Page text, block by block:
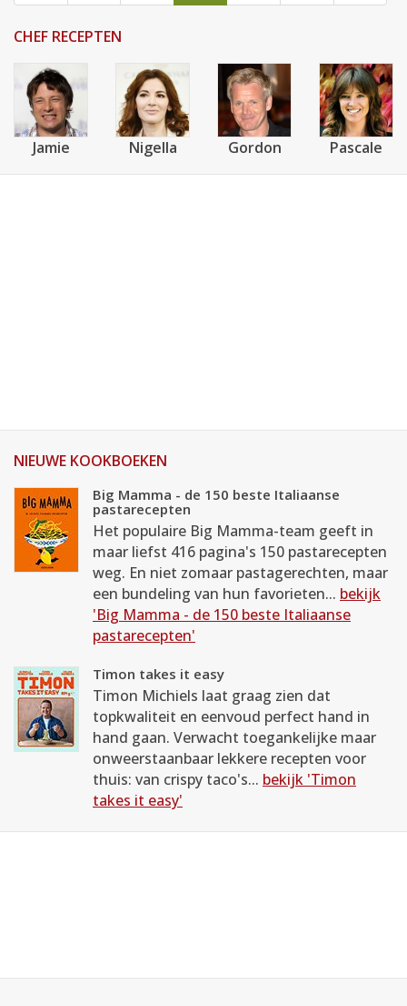
CHEF RECEPTEN
Jamie Nigella Gordon Pascale
NIEUWE KOOKBOEKEN
Big Mamma - de 150 beste Italiaanse
pastarecepten
Het populaire Big Mamma-team geeft in
maar liefst 416 pagina's 150 pastarecepten
weg. En niet zomaar pastagerechten, maar
een bundeling van hun favorieten... bekijk
'Big Mamma - de 150 beste Italiaanse
pastarecepten'
Timon takes it easy
Timon Michiels laat graag zien dat
topkwaliteit en eenvoud perfect hand in
hand gaan. Verwacht toegankelijke maar
onweerstaanbaar lekkere recepten voor
thuis: van crispy taco's... bekijk 'Timon
takes it easy'